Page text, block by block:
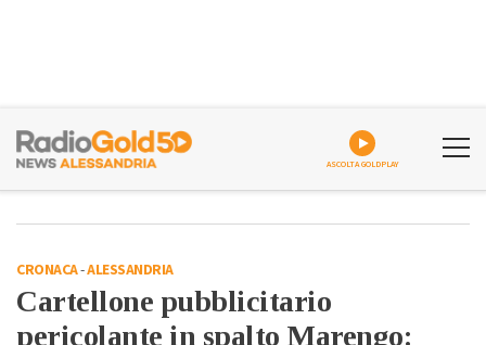
ASCOLTA GOLDPLAY
CRONACA-ALESSANDRIA
Cartellone pubblicitario
pericolante in spalto Marengo: